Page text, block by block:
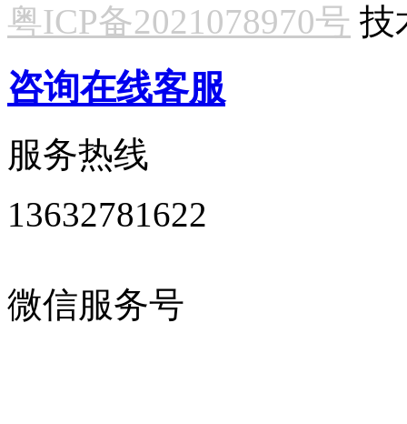
粤ICP备2021078970号 技
咨询在线客服
服务热线
13632781622
微信服务号